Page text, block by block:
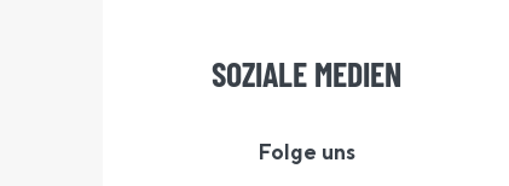
SOZIALE MEDIEN
Folge uns